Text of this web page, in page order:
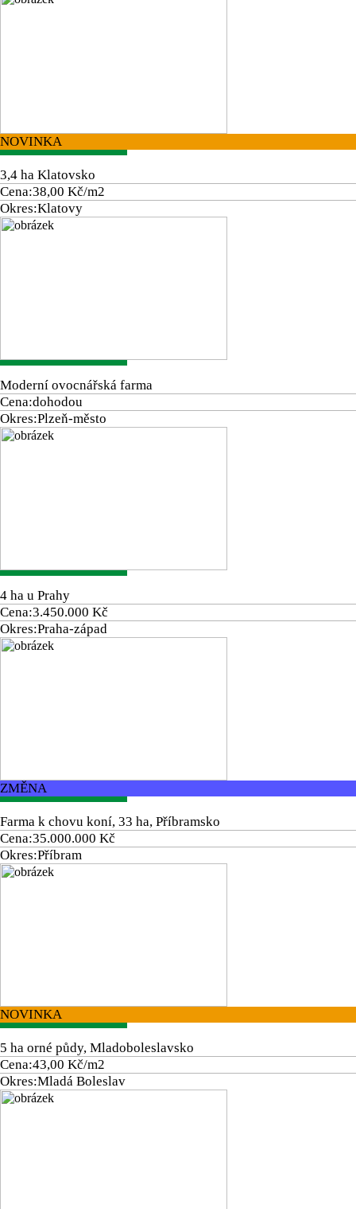
NOVINKA
3,4 ha Klatovsko
Cena:38,00 Kč/m2
Okres:Klatovy
Moderní ovocnářská farma
Cena:dohodou
Okres:Plzeň-město
4 ha u Prahy
Cena:3.450.000 Kč
Okres:Praha-západ
ZMĚNA
Farma k chovu koní, 33 ha, Příbramsko
Cena:35.000.000 Kč
Okres:Příbram
NOVINKA
5 ha orné půdy, Mladoboleslavsko
Cena:43,00 Kč/m2
Okres:Mladá Boleslav